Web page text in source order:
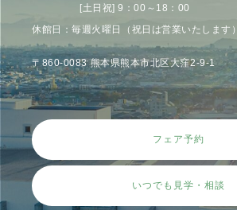
フェア予約
いつでも見学・相談
[土日祝] 9：00～18：00
休館日：毎週火曜日（祝日は営業いたします）
〒860-0083 熊本県熊本市北区大窪2-9-1